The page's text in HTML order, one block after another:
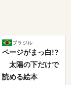
ブラジル
ページがまっ白!?
太陽の下だけで
読める絵本